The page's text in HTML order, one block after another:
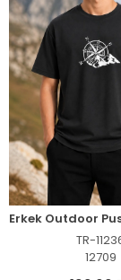
TR-
12709